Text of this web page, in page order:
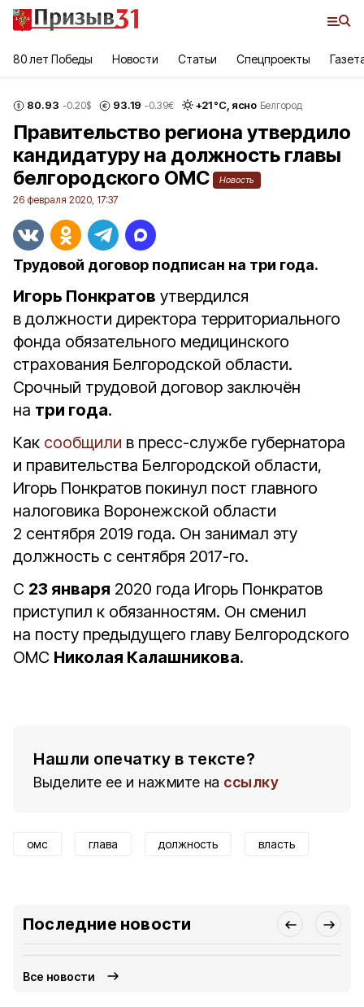
80 лет Победы Новости Статьи Спецпроекты
80.93 -0.20$ 93.19 -0.39€ +21°С, ясно Белгород
Правительство региона утвердило
кандидатуру на должность главы
белгородского ОМС
Новость
26 февраля 2020, 17:37
Трудовой договор подписан на три года.
Игорь Понкратов утвердился
в должности директора территориального
фонда обязательного медицинского
страхования Белгородской области.
Срочный трудовой договор заключён
на три года.
Как сообщили в пресс-службе губернатора
и правительства Белгородской области,
Игорь Понкратов покинул пост главного
налоговика Воронежской области
2 сентября 2019 года. Он занимал эту
должность с сентября 2017-го.
С 23 января 2020 года Игорь Понкратов
приступил к обязанностям. Он сменил
на посту предыдущего главу Белгородского
ОМС Николая Калашникова.
Нашли опечатку в тексте?
Выделите ее и нажмите на ссылку
омс глава должность власть
Последние новости
Все новости